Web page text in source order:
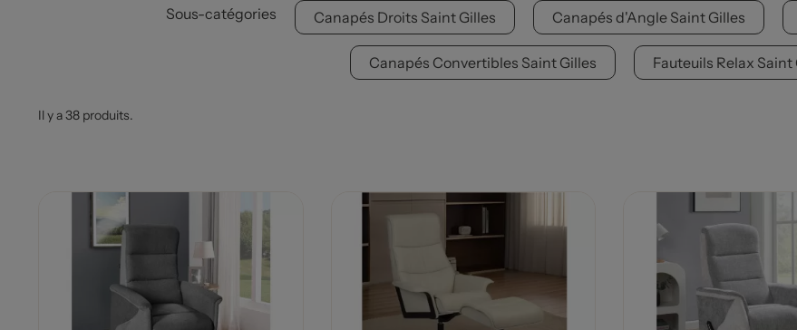
Sous-catégories Canapés Droits Saint Gilles Canapés d'Angle Saint Gilles
Canapés Convertibles Saint Gilles Fauteuils Relax Saint
Il y a 38 produits.